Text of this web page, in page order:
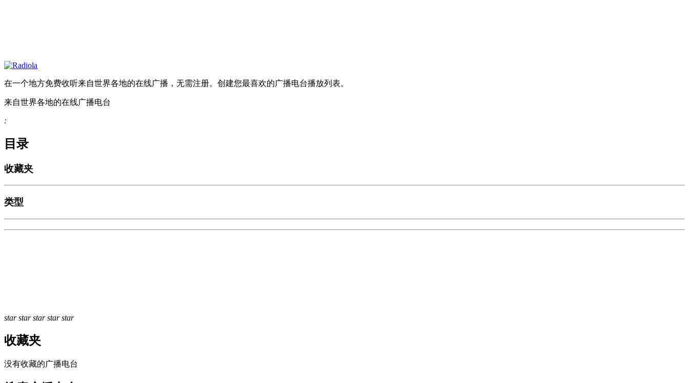
在一个地方免费收听来自世界各地的在线广播，无需注册。创建您最喜欢的广播电台播放列表。
来自世界各地的在线广播电台
:
目录
收藏夹
类型
star star star star star
收藏夹
没有收藏的广播电台